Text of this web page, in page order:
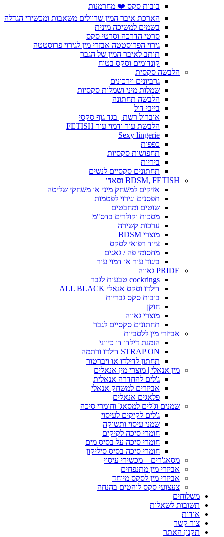
בובות סקס ❤️ מחרמנות
הארכת איבר המין שרוולים משאבות ומכשירי הגדלה
בשמים למשיכה מינית
סרטי הדרכה וסרטי סקס
גירוי הפרוסטטה אבזרי מין לגירוי פרוסטטה
תותב לאיבר המין של הגבר
קונדומים וסקס בטוח
הלבשה סקסית
גרביונים וירכונים
שמלות מיני ושמלות סקסיות
הלבשה תחתונה
בייבי דול
אוברול רשת | בגד גוף סקסי
הלבשת עור ודמוי עור FETISH
Sexy lingerie
כפפות
תחפושות סקסיות
ביריות
תחתונים סקסיים לנשים
BDSM, FETISH וסאדו
אזיקים למשחק מיני או משחקי שליטה
תפסנים וגירוי לפטמות
שוטים ומחבטים
מסכות וקולרים בדס"מ
ערכות קשירה
מוצרי BDSM
ציוד רפואי לסקס
מחסומי פה / גאגים
ביגוד עור או דמוי עור
PRIDE גאווה
cockrings טבעות לגבר
דילדו וסקס אנאלי ALL BLACK
בובות סקס גבריות
חוקן
מוצרי גאווה
תחתונים סקסיים לגבר
אביזרי מין ללסביות
הזמנת דילדו דו כיווני
STRAP ON דילדו ורתמה
תחתון לדילדו או ויברטור
מין אנאלי | מוצרי מין אנאלים
ג'לים להחדרה אנאלית
אביזרים למשחק אנאלי
פלאגים אנאלים
שמנים וג'לים למסאג' וחומרי סיכה
ג'לים לקיקים לעיסוי
שמני עיסוי ותשוקה
חומרי סיכה לקיקים
חומרי סיכה על בסיס מים
חומרי סיכה בסיס סיליקון
מסאג'רים – מכשירי עיסוי
אביזרי מין מתנפחים
אביזרי מין לסקס מיוחד
צעצועי סקס לוהטים בהנחה
משלוחים
תשובות לשאלות
אודות
צור קשר
תקנון האתר